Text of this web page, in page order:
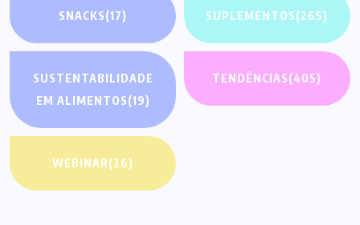
SNACKS(17) SUPLEMENTOS(265)
SUSTENTABILIDADE
EM ALIMENTOS(19)
TENDÊNCIAS(405)
WEBINAR(26)